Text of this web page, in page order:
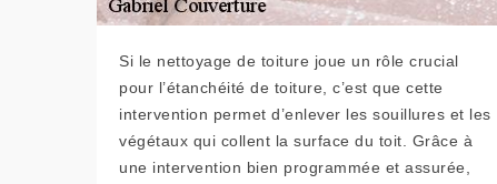
Si le nettoyage de toiture joue un rôle crucial
pour l’étanchéité de toiture, c’est que cette
intervention permet d’enlever les souillures et les
végétaux qui collent la surface du toit. Grâce à
une intervention bien programmée et assurée,